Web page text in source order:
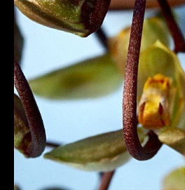
GONGORA
GALEATA